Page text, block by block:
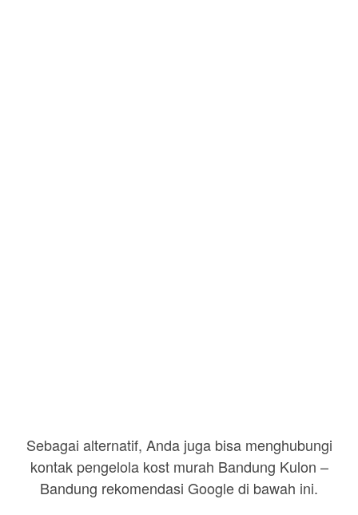
Sebagai alternatif, Anda juga bisa menghubungi
kontak pengelola kost murah Bandung Kulon –
Bandung rekomendasi Google di bawah ini.